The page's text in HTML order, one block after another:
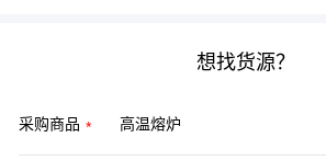
想找货源？
采购商品